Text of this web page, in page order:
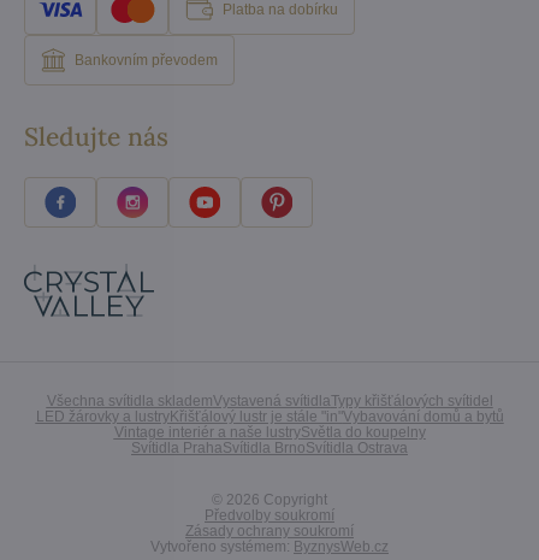
Platba na dobírku
Bankovním převodem
Sledujte nás
Všechna svítidla sklademVystavená svítidlaTypy křišťálových svítidel
LED žárovky a lustryKřišťálový lustr je stále "in"Vybavování domů a bytů
Vintage interiér a naše lustrySvětla do koupelny
Svítidla PrahaSvítidla BrnoSvítidla Ostrava
© 2026 Copyright
Předvolby soukromí
Zásady ochrany soukromí
Vytvořeno systémem: ByznysWeb.cz